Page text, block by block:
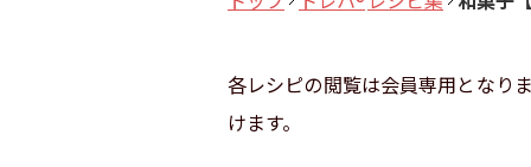
各レシピの閲覧は会員専用となり
けます。